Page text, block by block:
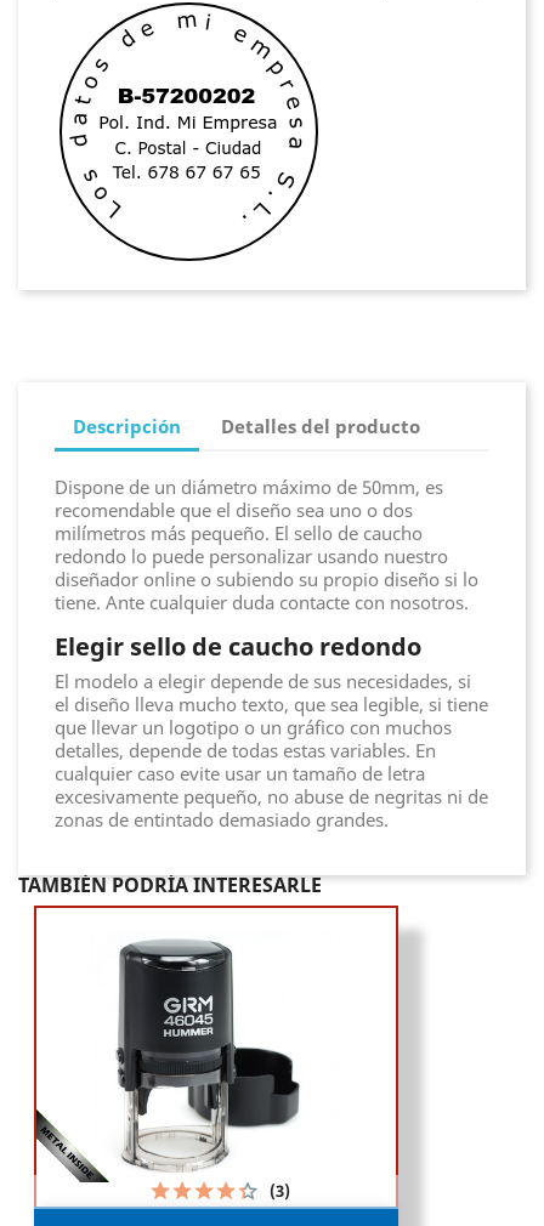
Descripción Detalles del producto
Dispone de un diámetro máximo de 50mm, es
recomendable que el diseño sea uno o dos
milímetros más pequeño. El sello de caucho
redondo lo puede personalizar usando nuestro
diseñador online o subiendo su propio diseño si lo
tiene. Ante cualquier duda contacte con nosotros.
Elegir sello de caucho redondo
El modelo a elegir depende de sus necesidades, si
el diseño lleva mucho texto, que sea legible, si tiene
que llevar un logotipo o un gráfico con muchos
detalles, depende de todas estas variables. En
cualquier caso evite usar un tamaño de letra
excesivamente pequeño, no abuse de negritas ni de
zonas de entintado demasiado grandes.
TAMBIÉN PODRÍA INTERESARLE
(3)